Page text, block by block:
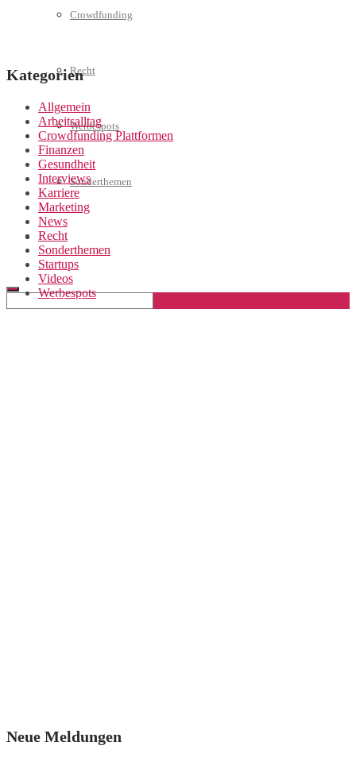
Crowdfunding
Recht
Werbespots
Sonderthemen
Geschäftskonto eröffnen
Kategorien
Allgemein
Arbeitsalltag
Crowdfunding Plattformen
Finanzen
Gesundheit
Interviews
Karriere
Marketing
News
Recht
Sonderthemen
Startups
Videos
Werbespots
Neue Meldungen